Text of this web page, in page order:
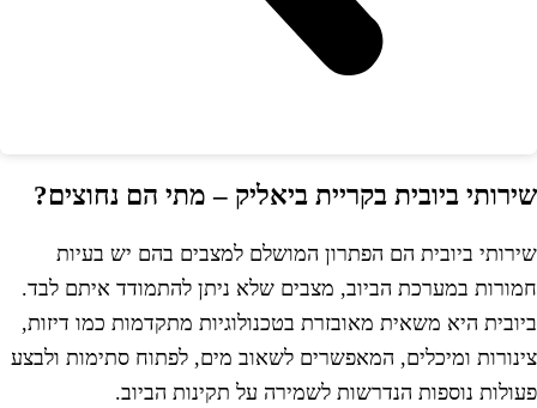
ביובית בקריית ביאליק – מתי הם נחוצים?
ביובית הם הפתרון המושלם למצבים בהם יש בעיות
במערכת הביוב, מצבים שלא ניתן להתמודד איתם לבד.
היא משאית מאובזרת בטכנולוגיות מתקדמות כמו דיזות,
ומיכלים, המאפשרים לשאוב מים, לפתוח סתימות ולבצע
נוספות הנדרשות לשמירה על תקינות הביוב.